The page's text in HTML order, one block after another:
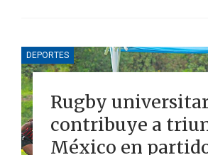
DEPORTES
Rugby
contribuye a
México en